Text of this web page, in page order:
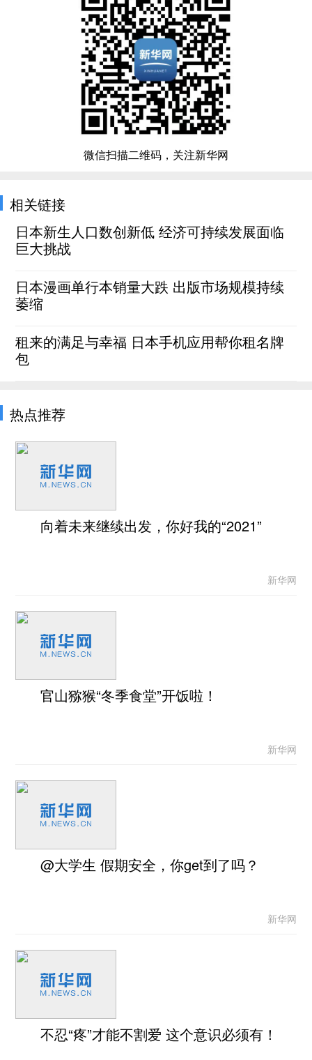
微信扫描二维码，关注新华网
相关链接
日本新生人口数创新低 经济可持续发展面临
巨大挑战
日本漫画单行本销量大跌 出版市场规模持续
萎缩
租来的满足与幸福 日本手机应用帮你租名牌
包
热点推荐
向着未来继续出发，你好我的“2021”
新华网
官山猕猴“冬季食堂”开饭啦！
新华网
@大学生 假期安全，你get到了吗？
新华网
不忍“疼”才能不割爱 这个意识必须有！